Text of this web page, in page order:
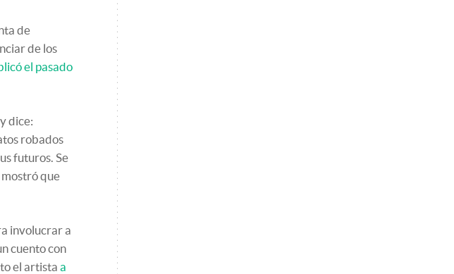
de
de los
el pasado
dice:
robados
futuros. Se
que
involucrar a
cuento con
el artista a